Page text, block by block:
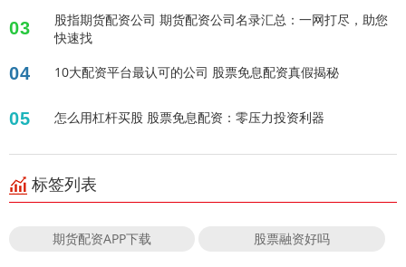
03
股指期货配资公司 期货配资公司名录汇总：一网打尽，助您
快速找
04 10大配资平台最认可的公司 股票免息配资真假揭秘
05 怎么用杠杆买股 股票免息配资：零压力投资利器
标签列表
期货配资APP下载 股票融资好吗